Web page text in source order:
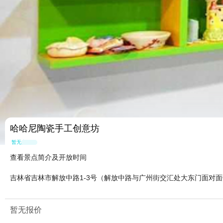
哈哈尼陶瓷手工创意坊
暂无点评
查看景点简介及开放时间
吉林省吉林市解放中路1-3号（解放中路与广州街交汇处大东门面对
暂无报价